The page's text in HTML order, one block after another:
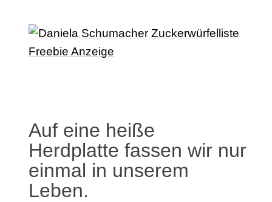
Auf eine heiße
Herdplatte fassen wir nur
einmal in unserem
Leben.